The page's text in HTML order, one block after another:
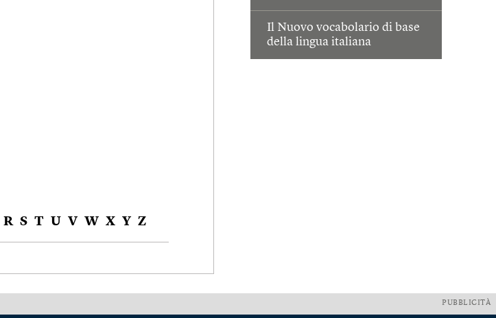
Il Nuovo vocabolario di base
della lingua italiana
R S T U V W X Y Z
PUBBLICITÀ